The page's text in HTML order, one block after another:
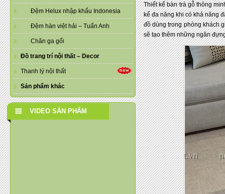
Đệm Helux nhập khẩu Indonesia
Đệm hàn việt hải – Tuấn Anh
Chăn ga gối
Đồ trang trí nội thất – Decor
Thanh lý nội thất
Sản phẩm khác
VIDEO SẢN PHẨM
Thiết kế bàn trà gỗ thông
kế đa năng khi có khả năng
đồ dùng trong phòng khách
sẽ tạo thêm những ngăn